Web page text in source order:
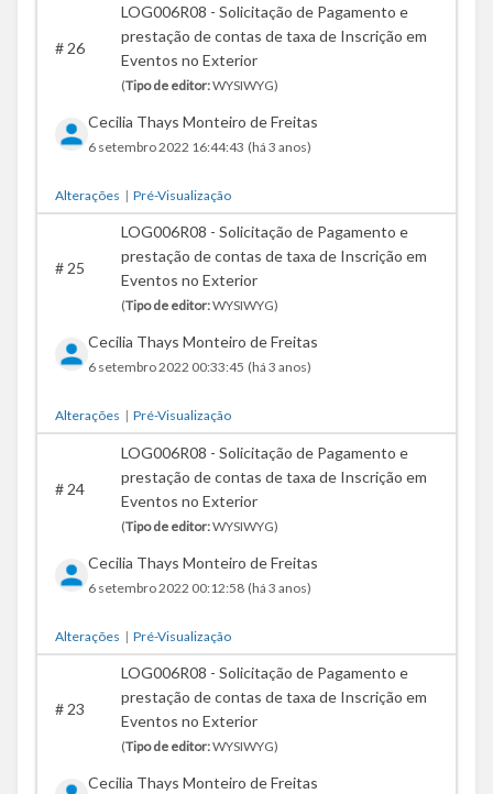
#26
LOG006R08 - Solicitação de Pagamento e
prestação de contas de taxa de Inscrição em
Eventos no Exterior
(Tipo de editor:WYSIWYG)
Cecilia Thays Monteiro de Freitas
6 setembro 2022 16:44:43 (há 3 anos)
Alterações | Pré-Visualização
#25
LOG006R08 - Solicitação de Pagamento e
prestação de contas de taxa de Inscrição em
Eventos no Exterior
(Tipo de editor:WYSIWYG)
Cecilia Thays Monteiro de Freitas
6 setembro 2022 00:33:45 (há 3 anos)
Alterações | Pré-Visualização
#24
LOG006R08 - Solicitação de Pagamento e
prestação de contas de taxa de Inscrição em
Eventos no Exterior
(Tipo de editor:WYSIWYG)
Cecilia Thays Monteiro de Freitas
6 setembro 2022 00:12:58 (há 3 anos)
Alterações | Pré-Visualização
#23
LOG006R08 - Solicitação de Pagamento e
prestação de contas de taxa de Inscrição em
Eventos no Exterior
(Tipo de editor:WYSIWYG)
Cecilia Thays Monteiro de Freitas